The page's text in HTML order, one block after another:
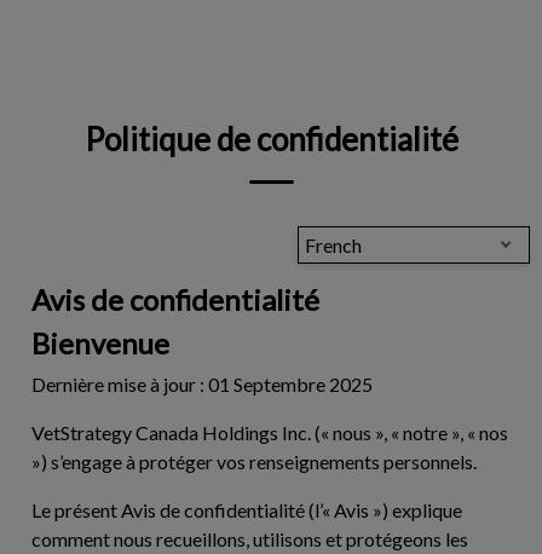
Politique de confidentialité
French
Avis de confidentialité
Bienvenue
Dernière mise à jour : 01 Septembre 2025
VetStrategy Canada Holdings Inc. (« nous », « notre », « nos
») s’engage à protéger vos renseignements personnels.
Le présent Avis de confidentialité (l’« Avis ») explique
comment nous recueillons, utilisons et protégeons les